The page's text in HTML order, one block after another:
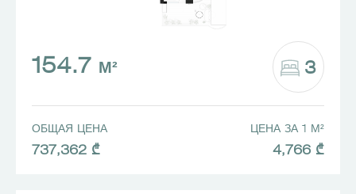
154.7 М² 3
ОБЩАЯ ЦЕНА
737,362 ₾
ЦЕНА ЗА 1 М²
4,766 ₾